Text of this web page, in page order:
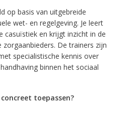
op basis van uitgebreide
wet- en regelgeving. Je leert
casuïstiek en krijgt inzicht in de
De trainers zijn
specialistische kennis over
binnen het sociaal
toepassen?